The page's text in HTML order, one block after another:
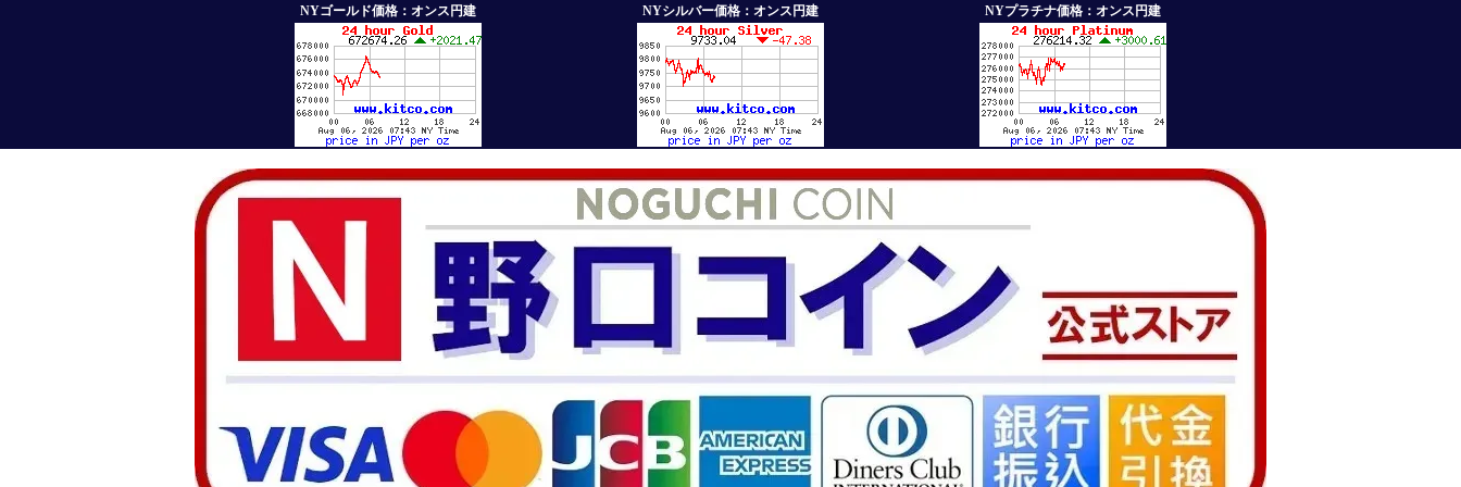
NYゴールド価格：オンス円建 NYシルバー価格：オンス円建 NYプラチナ価格：オンス円建